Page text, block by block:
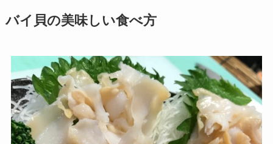
バイ貝の美味しい食べ方